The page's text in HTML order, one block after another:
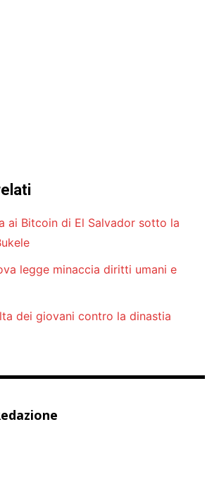
ai Bitcoin di El Salvador sotto la
legge minaccia diritti umani e
dei giovani contro la dinastia